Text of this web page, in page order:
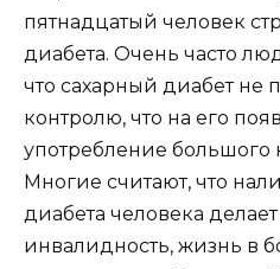
пятнадцатый человек
диабета. Очень часто
что сахарный диабет не
контролю, что на его
употребление большого
Многие считают, что
диабета человека
инвалидность, жизнь в